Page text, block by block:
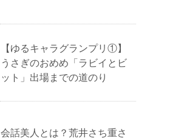
【ゆるキャラグランプリ①】
うさぎのおめめ「ラビイとビ
ット」出場までの道のり
会話美人とは？荒井さち重さ